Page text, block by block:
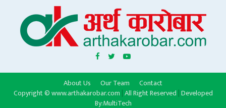
About Us Our Team
Contact
Copyright © www.arthakarobar.com |All Right Reserved |Developed
By:MultiTech